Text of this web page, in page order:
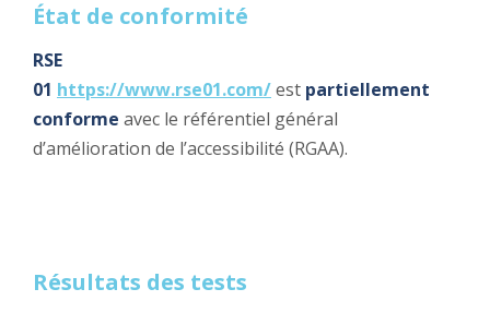
État de conformité
RSE
01 https://www.rse01.com/est partiellement
conforme avec le référentiel général
d’amélioration de l’accessibilité (RGAA).
Résultats des tests